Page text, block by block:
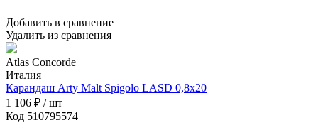
Добавить в сравнение
Удалить из сравнения
Atlas Concorde
Италия
Карандаш Arty Malt Spigolo LASD 0,8x20
1 106 ₽ / шт
Код 510795574